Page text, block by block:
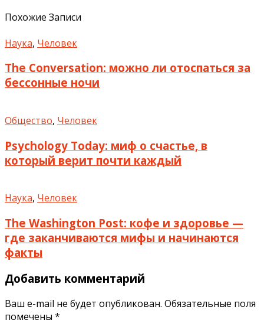
Похожие Записи
Наука, Человек
The Conversation: можно ли отоспаться за
бессонные ночи
Общество, Человек
Psychology Today: миф о счастье, в
который верит почти каждый
Наука, Человек
The Washington Post: кофе и здоровье —
где заканчиваются мифы и начинаются
факты
Добавить комментарий
Ваш e-mail не будет опубликован. Обязательные поля
помечены *